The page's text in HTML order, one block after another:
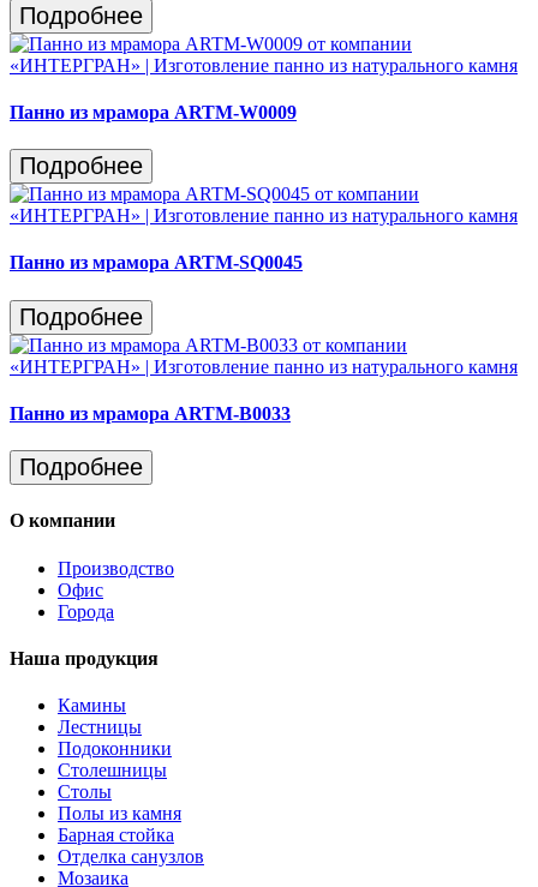
Подробнее
Панно из мрамора ARTM-W0009
Подробнее
Панно из мрамора ARTM-SQ0045
Подробнее
Панно из мрамора ARTM-B0033
Подробнее
О компании
Производство
Офис
Города
Наша продукция
Камины
Лестницы
Подоконники
Столешницы
Столы
Полы из камня
Барная стойка
Отделка санузлов
Мозаика